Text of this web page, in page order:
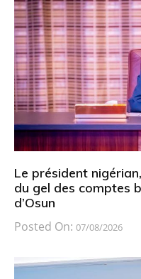
Le président
du gel des comptes
d’Osun
Posted On: 07/08/2026